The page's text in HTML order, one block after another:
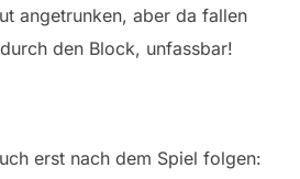
angetrunken, aber da fallen
den Block, unfassbar!
erst nach dem Spiel folgen: